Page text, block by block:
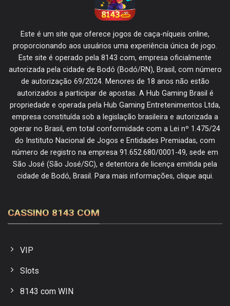
Este é um site que oferece jogos de caça-níqueis online,
proporcionando aos usuários uma experiência única de jogo.
Este site é operado pela 8143 com, empresa oficialmente
autorizada pela cidade de Bodó (Bodó/RN), Brasil, com número
de autorização 69/2024. Menores de 18 anos não estão
autorizados a participar de apostas. A Hub Gaming Brasil é
propriedade e operada pela Hub Gaming Entretenimentos Ltda,
empresa constituída sob a legislação brasileira e autorizada a
operar no Brasil, em total conformidade com a Lei nº 1.475/24
do Instituto Nacional de Jogos e Entidades Premiadas, com
número de registro na empresa 91.652.680/0001-49, sede em
São José (São José/SC), e detentora de licença emitida pela
cidade de Bodó, Brasil. Para mais informações, clique aqui.
CASSINO 8143 COM
VIP
Slots
8143 com WIN